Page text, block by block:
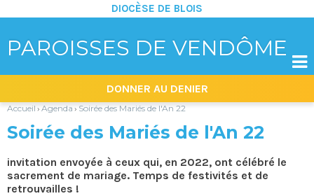
PAROISSES DE VENDÔME
DIOCÈSE DE BLOIS
|
Aller
navigation
DONNER AU DENIER

Accueil › Agenda › Soirée des Mariés de l'An 22
Soirée des Mariés de l'An 22
invitation envoyée à ceux qui, en 2022, ont célébré le
sacrement de mariage. Temps de festivités et de
retrouvailles !